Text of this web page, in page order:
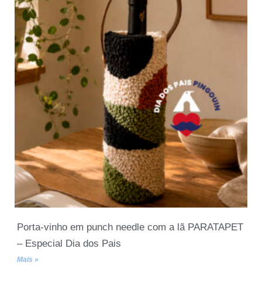
Porta-vinho em punch needle com a lã PARATAPET
– Especial Dia dos Pais
Mais »